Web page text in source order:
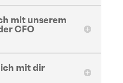
mit unserem
CFO
mit dir